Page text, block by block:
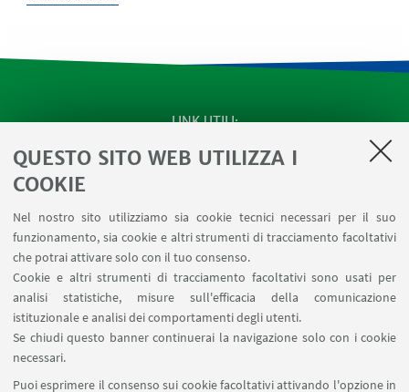
QUESTO SITO WEB UTILIZZA I
COOKIE
Nel nostro sito utilizziamo sia cookie tecnici necessari per il suo
funzionamento, sia cookie e altri strumenti di tracciamento facoltativi
che potrai attivare solo con il tuo consenso.
Cookie e altri strumenti di tracciamento facoltativi sono usati per
analisi statistiche, misure sull'efficacia della comunicazione
istituzionale e analisi dei comportamenti degli utenti.
Se chiudi questo banner continuerai la navigazione solo con i cookie
necessari.
Puoi esprimere il consenso sui cookie facoltativi attivando l'opzione in
LINK UTILI
SEMINARI del Dipartimento
MAT info - Informazioni per gli afferenti al Dipartimento
SERVIZI ONLINE interni
Carta dei servizi
SEGUI IL DIPARTIMENTO SU:
SEGUI UNIBO SU: